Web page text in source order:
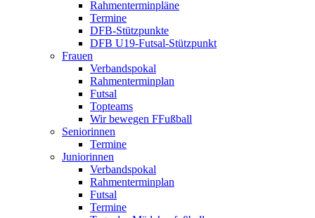
Rahmenterminpläne
Termine
DFB-Stützpunkte
DFB U19-Futsal-Stützpunkt
Frauen
Verbandspokal
Rahmenterminplan
Futsal
Topteams
Wir bewegen FFußball
Seniorinnen
Termine
Juniorinnen
Verbandspokal
Rahmenterminplan
Futsal
Termine